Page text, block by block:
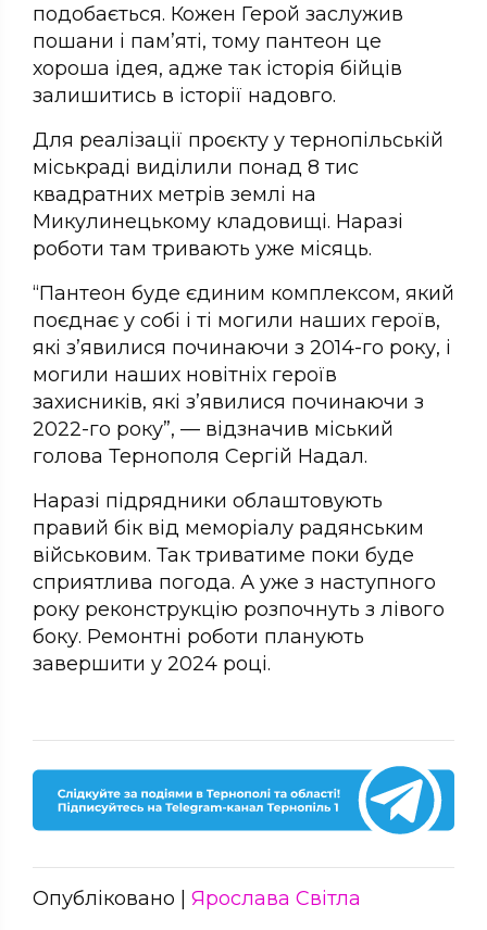
подобається. Кожен Герой заслужив
пошани і пам’яті, тому пантеон це
хороша ідея, адже так історія бійців
залишитись в історії надовго.
Для реалізації проєкту у тернопільській
міськраді виділили понад 8 тис
квадратних метрів землі на
Микулинецькому кладовищі. Наразі
роботи там тривають уже місяць.
“Пантеон буде єдиним комплексом, який
поєднає у собі і ті могили наших героїв,
які з’явилися починаючи з 2014-го року, і
могили наших новітніх героїв
захисників, які з’явилися починаючи з
2022-го року”, — відзначив міський
голова Тернополя Сергій Надал.
Наразі підрядники облаштовують
правий бік від меморіалу радянським
військовим. Так триватиме поки буде
сприятлива погода. А уже з наступного
року реконструкцію розпочнуть з лівого
боку. Ремонтні роботи планують
завершити у 2024 році.
Опубліковано | Ярослава Світла